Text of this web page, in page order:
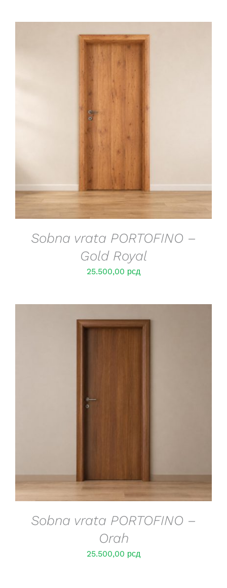
Sobna vrata PORTOFINO –
Gold Royal
25.500,00 рсд
Sobna vrata PORTOFINO –
Orah
25.500,00 рсд